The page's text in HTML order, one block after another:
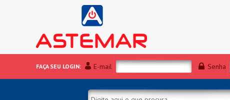
FAÇA SEU LOGIN: E-mail Senha